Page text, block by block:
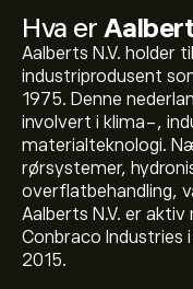
Hva er
Aalberts N.V. holder
industriprodusent
1975. Denne
involvert i klima-,
materialteknologi.
rørsystemer,
overflatbehandling,
Aalberts N.V. er
Conbraco Industries
2015.